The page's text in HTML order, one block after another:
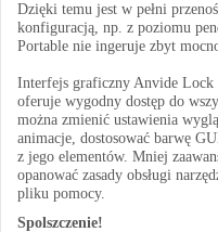
Dzięki temu jest w pełni
konfiguracją, np. z poziomu
Portable nie ingeruje zbyt
Interfejs graficzny Anvide Lock
oferuje wygodny dostęp do
można zmienić ustawienia
animacje, dostosować barwę
z jego elementów. Mniej
opanować zasady obsługi
pliku pomocy.
Spolszczenie!